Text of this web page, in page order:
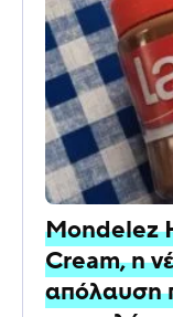
Mondelez
Cream, η
απόλαυση